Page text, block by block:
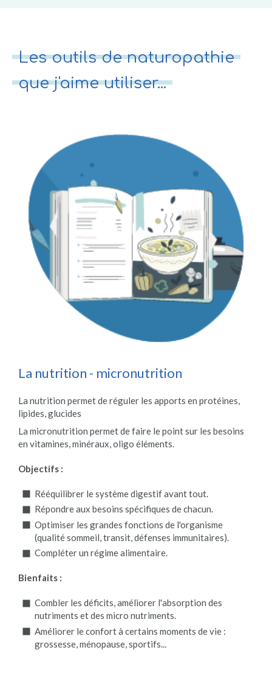
Les outils de naturopathie
que j'aime utiliser...
La nutrition - micronutrition
La nutrition permet de réguler les apports en protéines,
lipides, glucides
La micronutrition permet de faire le point sur les besoins
en vitamines, minéraux, oligo éléments.
Objectifs :
Rééquilibrer le système digestif avant tout.
Répondre aux besoins spécifiques de chacun.
Optimiser les grandes fonctions de l'organisme
(qualité sommeil, transit, défenses immunitaires).
Compléter un régime alimentaire.
Bienfaits :
Combler les déficits, améliorer l'absorption des
nutriments et des micro nutriments.
Améliorer le confort à certains moments de vie :
grossesse, ménopause, sportifs...